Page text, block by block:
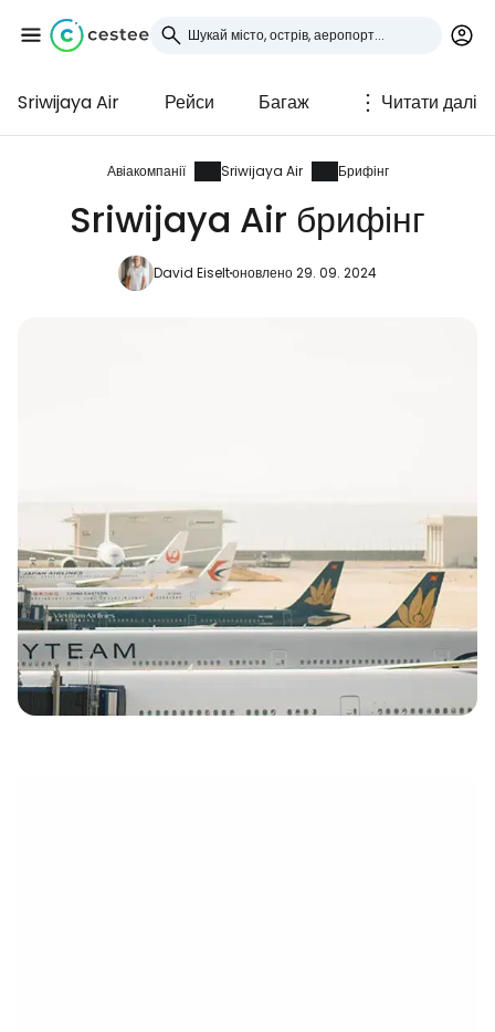
Sriwijaya Air Рейси Багаж Читати далі
Авіакомпанії Sriwijaya Air Брифінг
Sriwijaya Air брифінг
David Eiseltоновлено 29. 09. 2024
Увійдіть до Cestee
... світова туристична спільнота
Продовжуйте з Google